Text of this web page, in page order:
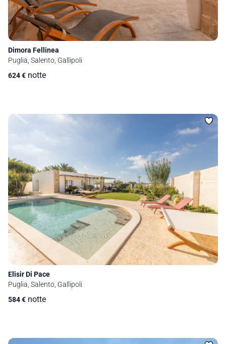
Dimora Fellinea
Puglia, Salento, Gallipoli
624€ notte
Elisir Di Pace
Puglia, Salento, Gallipoli
584€ notte